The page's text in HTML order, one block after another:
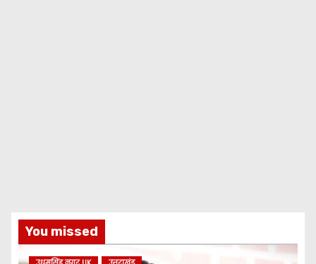
You missed